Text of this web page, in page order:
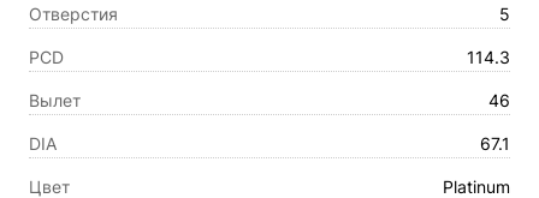
Отверстия 5
PCD 114.3
Вылет 46
DIA 67.1
Цвет Platinum